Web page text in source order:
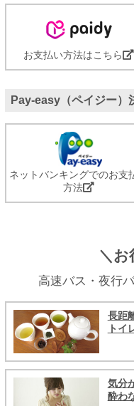
お支払い方法はこちら
Pay-easy（ペイジー）
ネットバンキングでのお支
方法
＼お
高速バス・夜行
長距
トイ
気分
酔わ